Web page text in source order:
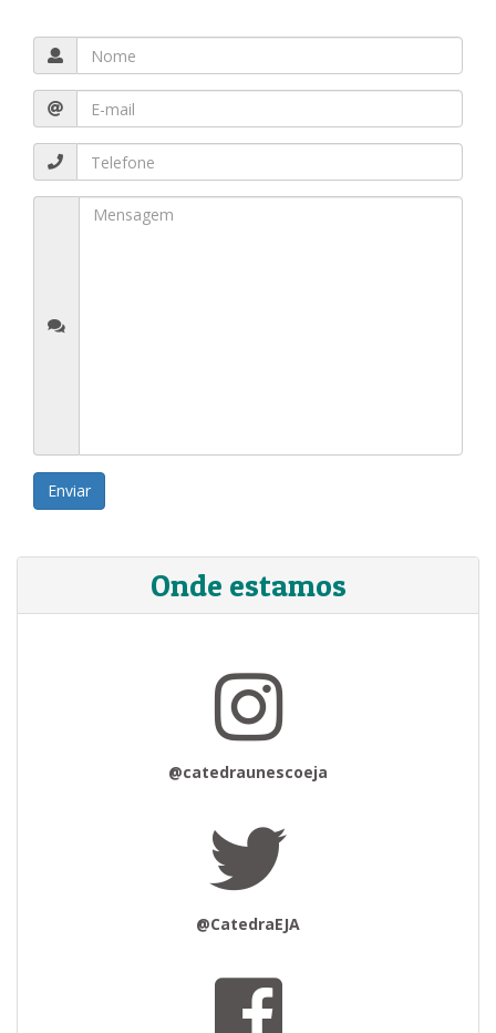
Enviar
Onde estamos
@catedraunescoeja
@CatedraEJA